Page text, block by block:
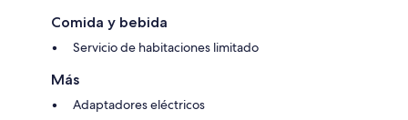
Comida y bebida
Servicio de habitaciones limitado
Más
Adaptadores eléctricos